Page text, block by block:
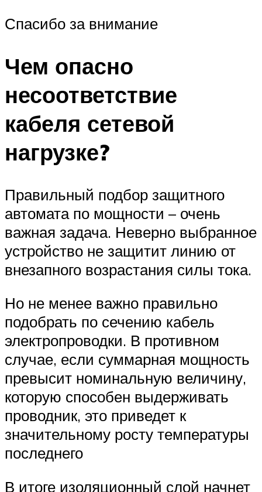
Спасибо за внимание
Чем опасно
несоответствие
кабеля сетевой
нагрузке?
Правильный подбор защитного
автомата по мощности – очень
важная задача. Неверно выбранное
устройство не защитит линию от
внезапного возрастания силы тока.
Но не менее важно правильно
подобрать по сечению кабель
электропроводки. В противном
случае, если суммарная мощность
превысит номинальную величину,
которую способен выдерживать
проводник, это приведет к
значительному росту температуры
последнего
В итоге изоляционный слой начнет